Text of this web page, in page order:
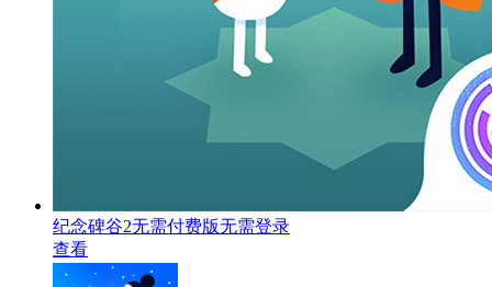
纪念碑谷2无需付费版无需登录
查看